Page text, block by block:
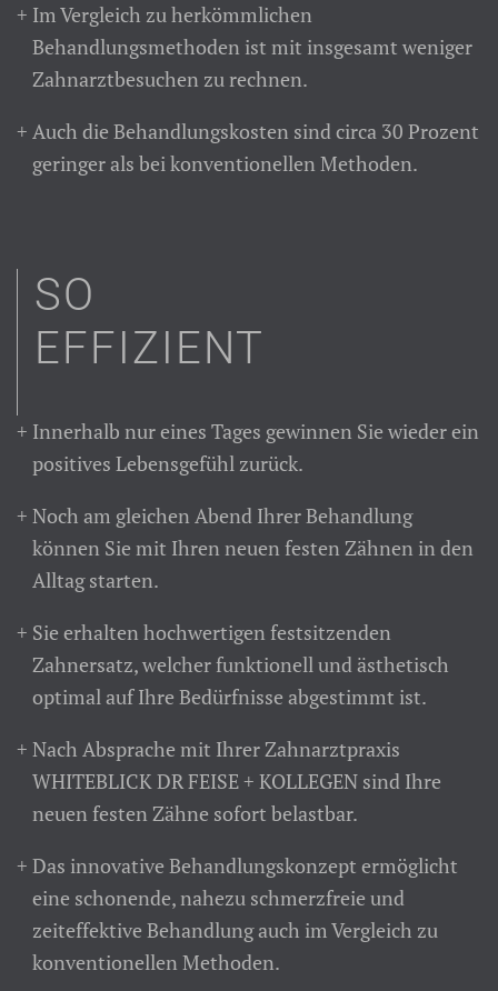
Im Vergleich zu herkömmlichen
Behandlungsmethoden ist mit insgesamt weniger
Zahnarztbesuchen zu rechnen.
Auch die Behandlungskosten sind circa 30 Prozent
geringer als bei konventionellen Methoden.
SO
EFFIZIENT
Innerhalb nur eines Tages gewinnen Sie wieder ein
positives Lebensgefühl zurück.
Noch am gleichen Abend Ihrer Behandlung
können Sie mit Ihren neuen festen Zähnen in den
Alltag starten.
Sie erhalten hochwertigen festsitzenden
Zahnersatz, welcher funktionell und ästhetisch
optimal auf Ihre Bedürfnisse abgestimmt ist.
Nach Absprache mit Ihrer Zahnarztpraxis
WHITEBLICK DR FEISE + KOLLEGEN sind Ihre
neuen festen Zähne sofort belastbar.
Das innovative Behandlungskonzept ermöglicht
eine schonende, nahezu schmerzfreie und
zeiteffektive Behandlung auch im Vergleich zu
konventionellen Methoden.